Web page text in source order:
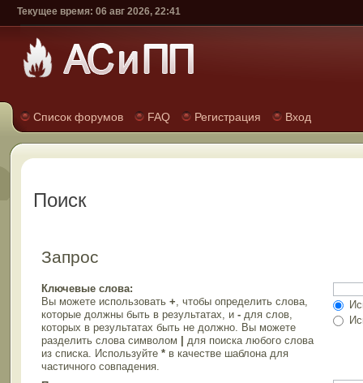
Текущее время: 06 авг 2026, 22:41
Список форумов FAQ Регистрация Вход
Поиск
Запрос
Ключевые слова:
Вы можете использовать +, чтобы определить слова,
которые должны быть в результатах, и -для слов,
которых в результатах быть не должно. Вы можете
разделить слова символом
для поиска любого слова
из списка. Используйте *в качестве шаблона для
частичного совпадения.